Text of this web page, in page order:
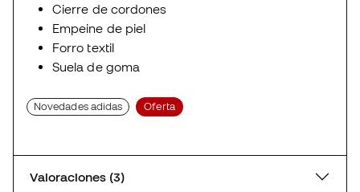
Cierre de cordones
Empeine de piel
Forro textil
Suela de goma
Novedades adidas Oferta
Valoraciones (3)